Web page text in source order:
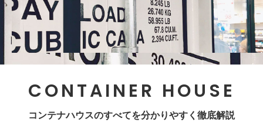
CONTAINER HOUSE
コンテナハウスのすべてを分かりやすく徹底解説